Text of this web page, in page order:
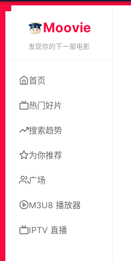
Moovie
发现你的下一部电影
首页
热门好片
搜索趋势
为你推荐
广场
M3U8 播放器
IPTV 直播